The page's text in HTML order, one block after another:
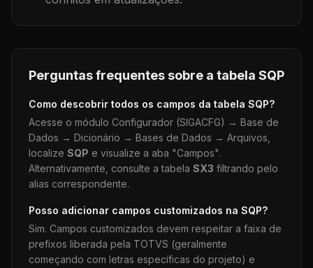
Perguntas frequentes sobre a tabela SQP
Como descobrir todos os campos da tabela SQP?
Acesse o módulo Configurador (SIGACFG) → Base de
Dados → Dicionário → Bases de Dados → Arquivos,
localize SQP e visualize a aba "Campos".
Alternativamente, consulte a tabela SX3 filtrando pelo
alias correspondente.
Posso adicionar campos customizados na SQP?
Sim. Campos customizados devem respeitar a faixa de
prefixos liberada pela TOTVS (geralmente
começando com letras específicas do projeto) e